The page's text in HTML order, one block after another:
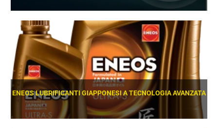
SCOPRI
ENEOS LUBRIFICANTI GIAPPONESI A TECNOLOGIA AVANZATA